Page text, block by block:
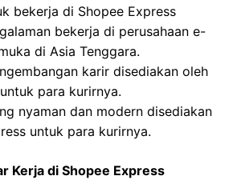
bekerja di Shopee Express
bekerja di perusahaan e-
di Asia Tenggara.
karir disediakan oleh
para kurirnya.
nyaman dan modern disediakan
untuk para kurirnya.
Kerja di Shopee Express